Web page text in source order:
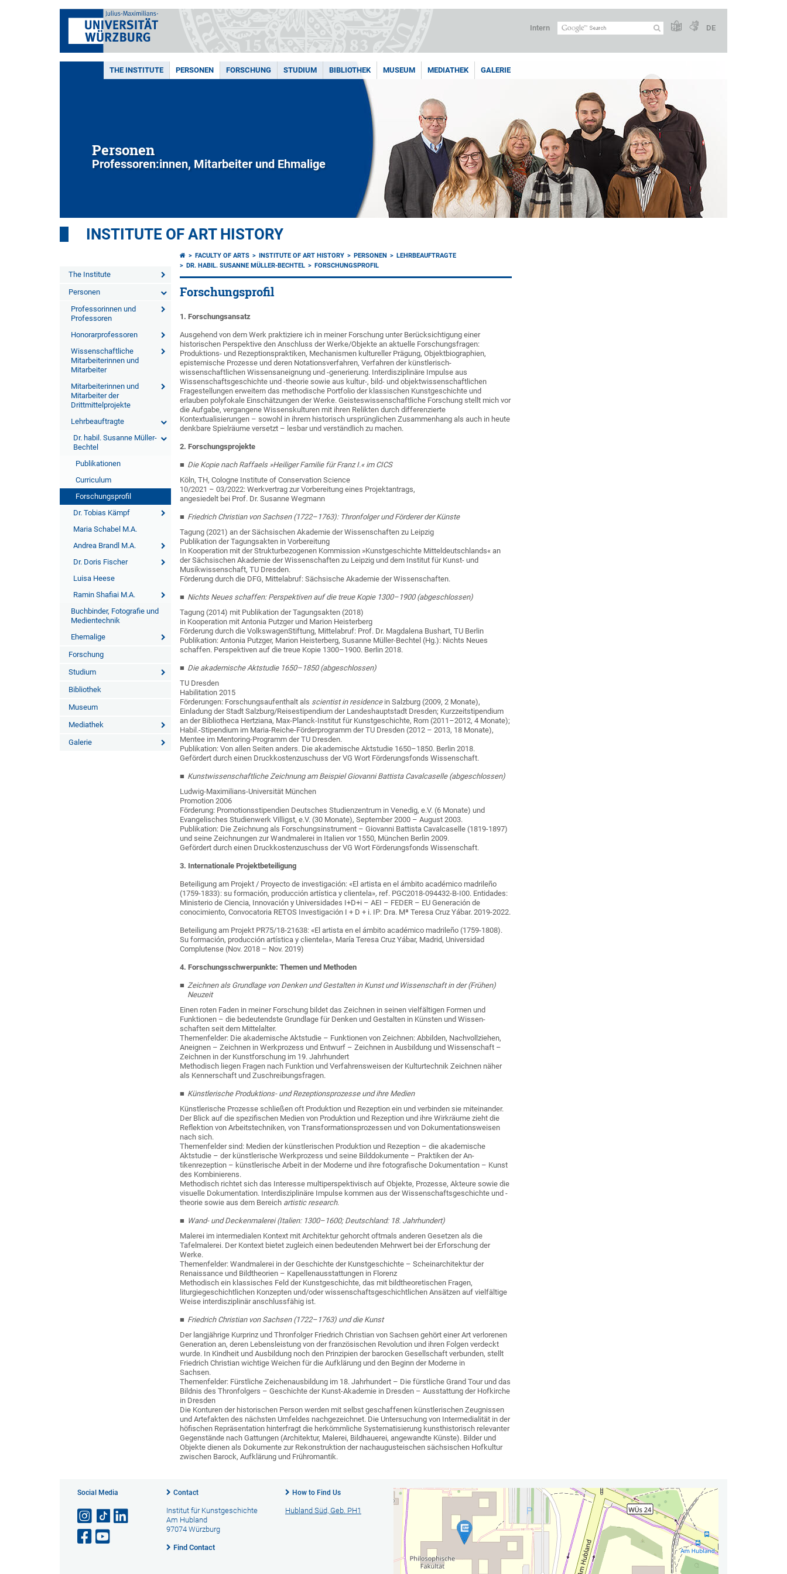
Intern DE
THE INSTITUTE PERSONEN FORSCHUNG STUDIUM BIBLIOTHEK MUSEUM MEDIATHEK GALERIE
Personen
Professoren:innen, Mitarbeiter und Ehmalige
INSTITUTE OF ART HISTORY
The Institute
Personen
Professorinnen und
Professoren
Honorarprofessoren
Wissenschaftliche
Mitarbeiterinnen und
Mitarbeiter
Mitarbeiterinnen und
Mitarbeiter der
Drittmittelprojekte
Lehrbeauftragte
Dr. habil. Susanne Müller-
Bechtel
Publikationen
Curriculum
Forschungsprofil
Dr. Tobias Kämpf
Maria Schabel M.A.
Andrea Brandl M.A.
Dr. Doris Fischer
Luisa Heese
Ramin Shafiai M.A.
Buchbinder, Fotografie und
Medientechnik
Ehemalige
Forschung
Studium
Bibliothek
Museum
Mediathek
Galerie
FACULTY OF ARTS INSTITUTE OF ART HISTORY PERSONEN
LEHRBEAUFTRAGTE
DR. HABIL. SUSANNE MÜLLER-BECHTEL
FORSCHUNGSPROFIL
Forschungsprofil
1. Forschungsansatz
Ausgehend von dem Werk praktiziere ich in meiner Forschung unter Berücksichtigung einer
historischen Perspektive den Anschluss der Werke/Objekte an aktuelle Forschungs­fragen:
Produktions- und Rezeptionspraktiken, Mechanismen kultureller Prägung, Objekt­biographien,
epistemische Prozesse und deren Notationsverfahren, Verfahren der künst­lerisch-
wissenschaftlichen Wissensaneignung und -generierung. Interdisziplinäre Impulse aus
Wissenschaftsgeschichte und -theorie sowie aus kultur-, bild- und objektwissenschaft­lichen
Fragestellungen erweitern das methodische Portfolio der klassischen Kunstgeschichte und
erlauben polyfokale Einschätzungen der Werke. Geisteswissenschaftliche Forschung stellt mich vor
die Aufgabe, vergangene Wissenskulturen mit ihren Relikten durch differen­zierte
Kontextualisierungen – sowohl in ihrem historisch ursprünglichen Zusammenhang als auch in heute
denkbare Spielräume versetzt – lesbar und verständlich zu machen.
2. Forschungsprojekte
Die Kopie nach Raffaels »Heiliger Familie für Franz I.« im CICS
Köln, TH, Cologne Institute of Conservation Science
10/2021 – 03/2022: Werkvertrag zur Vorbereitung eines Projektantrags,
angesiedelt bei Prof. Dr. Susanne Wegmann
Friedrich Christian von Sachsen (1722–1763): Thronfolger und Förderer der Künste
Tagung (2021) an der Sächsischen Akademie der Wissenschaften zu Leipzig
Publikation der Tagungsakten in Vorbereitung
In Kooperation mit der Strukturbezogenen Kommission »Kunstgeschichte Mitteldeutsch­lands« an
der Sächsischen Akademie der Wissenschaften zu Leipzig und dem Institut für Kunst- und
Musikwissenschaft, TU Dresden.
Förderung durch die DFG, Mittelabruf: Sächsische Akademie der Wissenschaften.
Nichts Neues schaffen: Perspektiven auf die treue Kopie 1300–1900 (abgeschlossen)
Tagung (2014) mit Publikation der Tagungsakten (2018)
in Kooperation mit Antonia Putzger und Marion Heisterberg
Förderung durch die VolkswagenStiftung, Mittelabruf: Prof. Dr. Magdalena Bushart, TU Berlin
Publikation: Antonia Putzger, Marion Heisterberg, Susanne Müller-Bechtel (Hg.): Nichts Neues
schaffen. Perspektiven auf die treue Kopie 1300–1900. Berlin 2018.
Die akademische Aktstudie 1650–1850 (abgeschlossen)
TU Dresden
Habilitation 2015
Förderungen: Forschungsaufenthalt als scientist in residencein Salzburg (2009, 2 Monate),
Einladung der Stadt Salzburg/Reisestipendium der Landeshauptstadt Dresden; Kurzzeit­stipendium
an der Bibliotheca Hertziana, Max-Planck-Institut für Kunstgeschichte, Rom (2011–2012, 4 Monate);
Habil.-Stipendium im Maria-Reiche-Förderprogramm der TU Dres­den (2012 – 2013, 18 Monate),
Mentee im Mentoring-Programm der TU Dresden.
Publikation: Von allen Seiten anders. Die akademische Aktstudie 1650–1850. Berlin 2018.
Gefördert durch einen Druckkostenzuschuss der VG Wort Förderungsfonds Wissenschaft.
Kunstwissenschaftliche Zeichnung am Beispiel Giovanni Battista Cavalcaselle (abgeschlossen)
Ludwig-Maximilians-Universität München
Promotion 2006
Förderung: Promotionsstipendien Deutsches Studienzentrum in Venedig, e.V. (6 Monate) und
Evangelisches Studienwerk Villigst, e.V. (30 Monate), September 2000 – August 2003.
Publikation: Die Zeichnung als Forschungsinstrument – Giovanni Battista Cavalcaselle (1819-1897)
und seine Zeichnungen zur Wandmalerei in Italien vor 1550, München Berlin 2009.
Gefördert durch einen Druckkostenzuschuss der VG Wort Förderungsfonds Wissenschaft.
3. Internationale Projektbeteiligung
Beteiligung am Projekt / Proyecto de investigación: «El artista en el ámbito académico madrileño
(1759-1833): su formación, producción artística y clientela», ref. PGC2018-094432-B-I00. Entidades:
Ministerio de Ciencia, Innovación y Universidades I+D+i – AEI – FEDER – EU Generación de
conocimiento, Convocatoria RETOS Investigación I + D + i. IP: Dra. Mª Teresa Cruz Yábar. 2019-2022.
Beteiligung am Projekt PR75/18-21638: «El artista en el ámbito académico madrileño (1759-1808).
Su formación, producción artística y clientela», María Teresa Cruz Yábar, Madrid, Universidad
Complutense (Nov. 2018 – Nov. 2019)
4. Forschungsschwerpunkte: Themen und Methoden
Zeichnen als Grundlage von Denken und Gestalten in Kunst und Wissenschaft in der (Frühen)
Neuzeit
Einen roten Faden in meiner Forschung bildet das Zeichnen in seinen vielfältigen Formen und
Funktionen – die bedeutendste Grundlage für Denken und Gestalten in Künsten und Wissen­
schaften seit dem Mittelalter.
Themenfelder: Die akademische Aktstudie – Funktionen von Zeichnen: Abbilden, Nach­vollziehen,
Aneignen – Zeichnen in Werkprozess und Entwurf – Zeichnen in Ausbildung und Wissenschaft –
Zeichnen in der Kunstforschung im 19. Jahrhundert
Methodisch liegen Fragen nach Funktion und Verfahrensweisen der Kulturtechnik Zeichnen näher
als Kennerschaft und Zuschreibungsfragen.
Künstlerische Produktions- und Rezeptionsprozesse und ihre Medien
Künstlerische Prozesse schließen oft Produktion und Rezeption ein und verbinden sie mit­einander.
Der Blick auf die spezifischen Medien von Produktion und Rezeption und ihre Wirk­räume zieht die
Reflektion von Arbeitstechniken, von Transformationsprozessen und von Dokumentationsweisen
nach sich.
Themenfelder sind: Medien der künstlerischen Produktion und Rezeption – die akademische
Aktstudie – der künstlerische Werkprozess und seine Bilddokumente – Praktiken der An­
tikenrezeption – künstlerische Arbeit in der Moderne und ihre fotografische Dokumentation – Kunst
des Kombinierens.
Methodisch richtet sich das Interesse multiperspektivisch auf Objekte, Prozesse, Akteure sowie die
visuelle Dokumentation. Interdisziplinäre Impulse kommen aus der Wissenschafts­geschichte und -
theorie sowie aus dem Bereich artistic research.
Wand- und Deckenmalerei (Italien: 1300–1600; Deutschland: 18. Jahrhundert)
Malerei im intermedialen Kontext mit Architektur gehorcht oftmals anderen Gesetzen als die
Tafelmalerei. Der Kontext bietet zugleich einen bedeutenden Mehrwert bei der Erforschung der
Werke.
Themenfelder: Wandmalerei in der Geschichte der Kunstgeschichte – Scheinarchitektur der
Renaissance und Bildtheorien – Kapellenausstattungen in Florenz
Methodisch ein klassisches Feld der Kunstgeschichte, das mit bildtheoretischen Fragen,
liturgiegeschichtlichen Konzepten und/oder wissenschaftsgeschichtlichen Ansätzen auf viel­fältige
Weise interdisziplinär anschlussfähig ist.
Friedrich Christian von Sachsen (1722–1763) und die Kunst
Der langjährige Kurprinz und Thronfolger Friedrich Christian von Sachsen gehört einer Art verlorenen
Generation an, deren Lebensleistung von der französischen Revolution und ihren Folgen verdeckt
wurde. In Kindheit und Ausbildung noch den Prinzipien der barocken Gesell­schaft verbunden, stellt
Friedrich Christian wichtige Weichen für die Aufklärung und den Beginn der Moderne in
Sachsen.
Themenfelder: Fürstliche Zeichenausbildung im 18. Jahrhundert – Die fürstliche Grand Tour und das
Bildnis des Thronfolgers – Geschichte der Kunst-Akademie in Dresden – Ausstattung der Hofkirche
in Dresden
Die Konturen der historischen Person werden mit selbst geschaffenen künstlerischen Zeug­nissen
und Artefakten des nächsten Umfeldes nachgezeichnet. Die Untersuchung von Inter­medialität in der
höfischen Repräsentation hinterfragt die herkömmliche Systematisierung kunsthistorisch relevanter
Gegenstände nach Gattungen (Architektur, Malerei, Bildhauerei, angewandte Künste). Bilder und
Objekte dienen als Dokumente zur Rekonstruktion der nachaugusteischen sächsischen Hofkultur
zwischen Barock, Aufklärung und Frühromantik.
Social Media Contact
Institut für Kunstgeschichte
Am Hubland
97074 Würzburg
Find Contact
How to Find Us
Hubland Süd, Geb. PH1